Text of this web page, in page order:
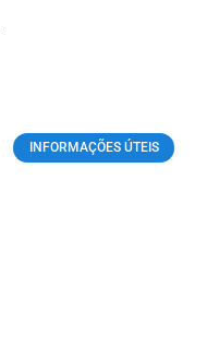
INFORMAÇÕES ÚTEIS